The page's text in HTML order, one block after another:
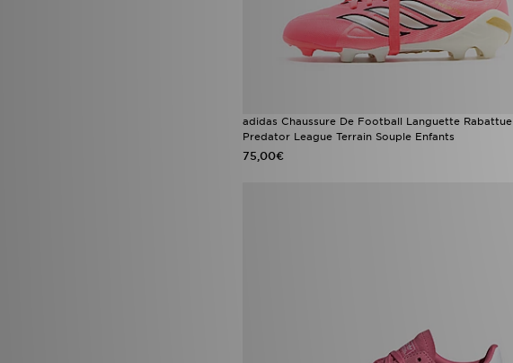
adidas Chaussure De Football Languette Rabattue
Predator League Terrain Souple Enfants
75,00€